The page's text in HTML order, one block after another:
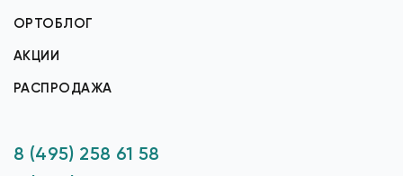
ОРТОБЛОГ
АКЦИИ
РАСПРОДАЖА
8 (495) 258 61 58